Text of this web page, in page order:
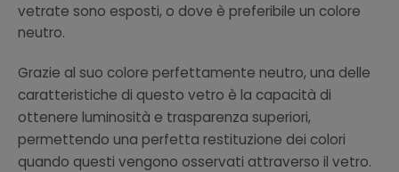
vetrate sono esposti, o dove è preferibile un colore
neutro.
Grazie al suo colore perfettamente neutro, una delle
caratteristiche di questo vetro è la capacità di
ottenere luminosità e trasparenza superiori,
permettendo una perfetta restituzione dei colori
quando questi vengono osservati attraverso il vetro.